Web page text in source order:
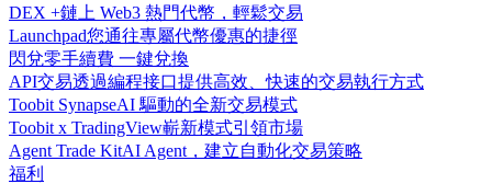
DEX +鏈上 Web3 熱門代幣，輕鬆交易
Launchpad您通往專屬代幣優惠的捷徑
閃兌零手續費 一鍵兌換
API交易透過編程接口提供高效、快速的交易執行方式
Toobit SynapseAI 驅動的全新交易模式
Toobit x TradingView嶄新模式引領市場
Agent Trade KitAI Agent，建立自動化交易策略
福利